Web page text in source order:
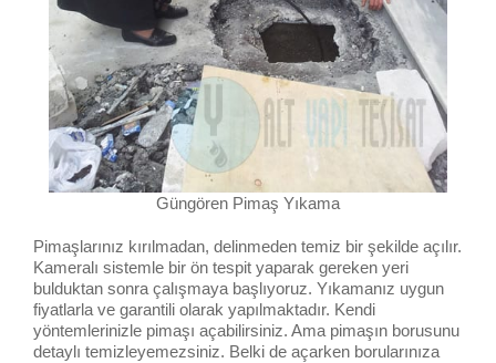
Güngören Pimaş Yıkama
Pimaşlarınız kırılmadan, delinmeden temiz bir şekilde açılır.
Kameralı sistemle bir ön tespit yaparak gereken yeri
bulduktan sonra çalışmaya başlıyoruz. Yıkamanız uygun
fiyatlarla ve garantili olarak yapılmaktadır. Kendi
yöntemlerinizle pimaşı açabilirsiniz. Ama pimaşın borusunu
detaylı temizleyemezsiniz. Belki de açarken borularınıza